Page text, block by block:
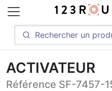
ACTIVATEUR
Référence SF-7457-